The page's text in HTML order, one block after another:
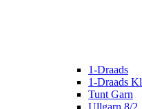
1-Draads
1-Draads
Tunt Garn
Ullgarn 8/2